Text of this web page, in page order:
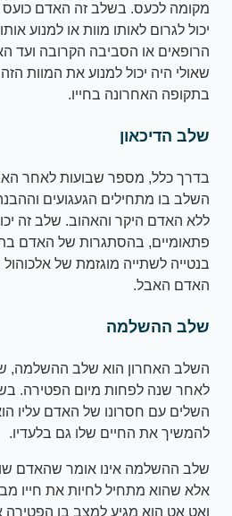
מקומה לכעס. בשלב זה האדם כועס
יכול לגרום לאותו מוות או למנוע
הרופאים או הסביבה הקרובה ועד
שאולי היה יכול למנוע את המוות
בתקופה האחרונה בחייו.
שלב הדיכאון
בדרך כלל, מספר שבועות לאחר
השלב בו מתחילים הגעגועים
ללא האדם היקר והאהוב. שלב זה
פתאומיים, בהסתגרות של האדם
בנטייה לשתייה מוגזמת של
האדם האבל.
שלב ההשלמה
השלב האחרון הוא שלב ההשלמה,
לאחר שנה לפחות מיום הפטירה.
השלים עם חסרונו של האדם עליו
להמשיך את החיים שלו גם בלעדיו.
שלב ההשלמה אינו אומר שהאדם
אלא שהוא מתחיל לחיות את חייו
ואט אט הוא מגיע למצב בו הפטירה